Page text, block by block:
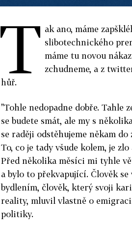
T ak ano, máme
slibotechnického
máme tu novou
zchudneme, a z
hůř.
"Tohle nedopadne dobře. Tahle
se budete smát, ale my s
se raději odstěhujeme někam
To, co je tady všude kolem, je
Před několika měsíci mi tyhle
a bylo to překvapující. Člověk
bydlením, člověk, který svoji
reality, mluvil vlastně o
politiky.